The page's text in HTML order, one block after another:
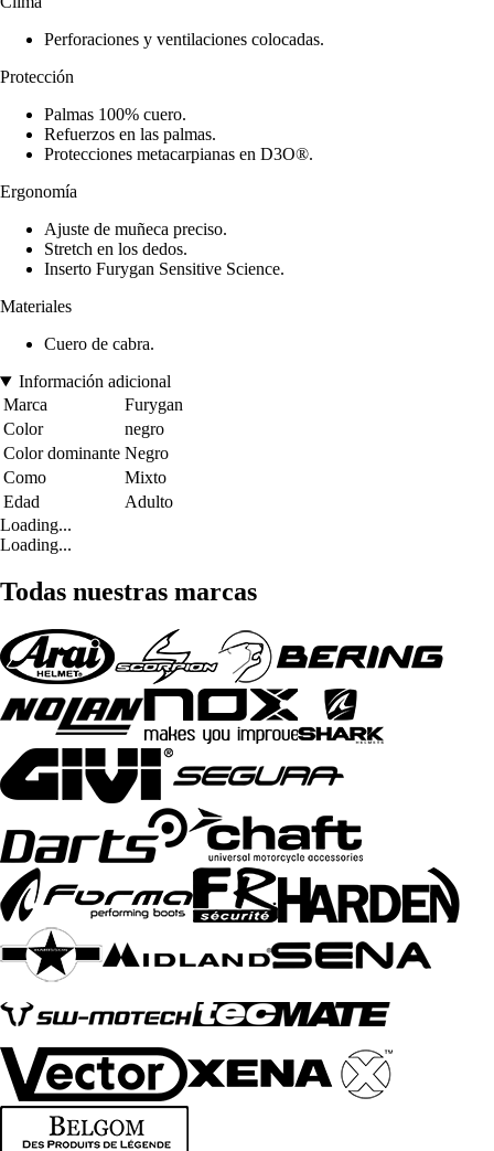
Perforaciones y ventilaciones colocadas.
Protección
Palmas 100% cuero.
Refuerzos en las palmas.
Protecciones metacarpianas en D3O®.
Ergonomía
Ajuste de muñeca preciso.
Stretch en los dedos.
Inserto Furygan Sensitive Science.
Materiales
Cuero de cabra.
Información adicional
Marca
Furygan
Color
negro
Color dominante Negro
Como
Mixto
Edad
Adulto
Loading...
Loading...
Todas nuestras marcas